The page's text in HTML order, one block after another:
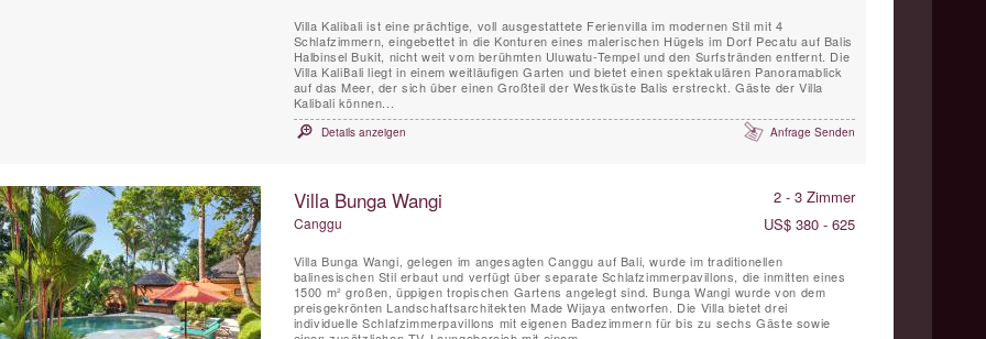
Villa Kalibali ist eine prächtige, voll ausgestattete Ferienvilla im modernen Stil mit 4
Schlafzimmern, eingebettet in die Konturen eines malerischen Hügels im Dorf Pecatu auf Balis
Halbinsel Bukit, nicht weit vom berühmten Uluwatu-Tempel und den Surfstränden entfernt. Die
Villa KaliBali liegt in einem weitläufigen Garten und bietet einen spektakulären Panoramablick
auf das Meer, der sich über einen Großteil der Westküste Balis erstreckt. Gäste der Villa
Kalibali können...
Details anzeigen Anfrage Senden
Villa Bunga Wangi 2 - 3 Zimmer
Canggu US$ 380 - 625
Villa Bunga Wangi, gelegen im angesagten Canggu auf Bali, wurde im traditionellen
balinesischen Stil erbaut und verfügt über separate Schlafzimmerpavillons, die inmitten eines
1500 m² großen, üppigen tropischen Gartens angelegt sind. Bunga Wangi wurde von dem
preisgekrönten Landschaftsarchitekten Made Wijaya entworfen. Die Villa bietet drei
individuelle Schlafzimmerpavillons mit eigenen Badezimmern für bis zu sechs Gäste sowie